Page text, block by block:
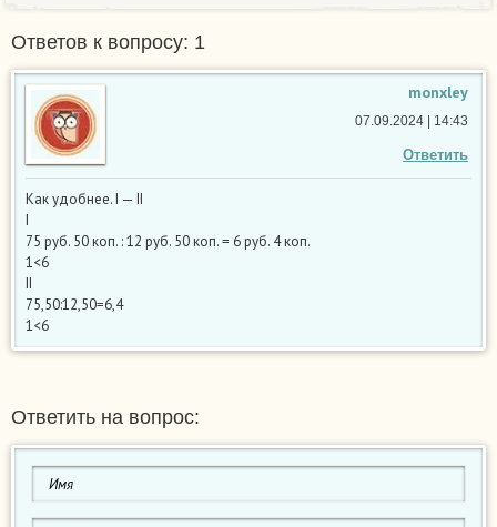
Ответов к вопросу: 1
monxley
Ответить
07.09.2024 | 14:43
Как удобнее. I — II
I
75 руб. 50 коп. : 12 руб. 50 коп. = 6 руб. 4 коп.
1<6
II
75,50:12,50=6,4
1<6
Ответить на вопрос: